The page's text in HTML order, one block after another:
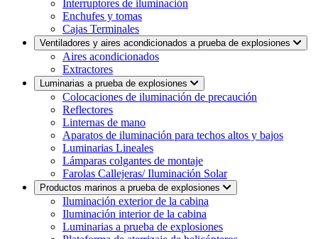
Interruptores de iluminación
Enchufes y tomas
Cajas Terminales
Ventiladores y aires acondicionados a prueba de explosiones
Aires acondicionados
Extractores
Luminarias a prueba de explosiones
Colocaciones de iluminación de precaución
Reflectores
Linternas de mano
Aparatos de iluminación para techos altos y bajos
Luminarias Lineales
Lámparas colgantes de montaje
Farolas Callejeras/ Iluminación Solar
Productos marinos a prueba de explosiones
Iluminación exterior de la cabina
Iluminación interior de la cabina
Luminarias a prueba de explosiones